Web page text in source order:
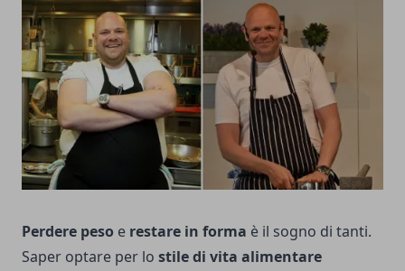
Perdere peso e restare in forma è il sogno di tanti.
Saper optare per lo stile di vita alimentare